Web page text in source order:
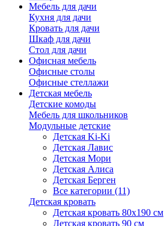
Мебель для дачи
Кухня для дачи
Кровать для дачи
Шкаф для дачи
Стол для дачи
Офисная мебель
Офисные столы
Офисные стеллажи
Детская мебель
Детские комоды
Мебель для школьников
Модульные детские
Детская Ki-Ki
Детская Лавис
Детская Мори
Детская Алиса
Детская Берген
Все категории (11)
Детская кровать
Детская кровать 80х190 см
Детская кровать 90 см